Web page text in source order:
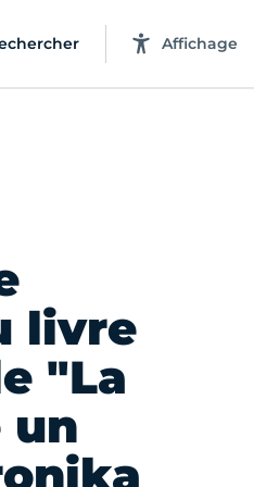
Affichage
livre
"La
un